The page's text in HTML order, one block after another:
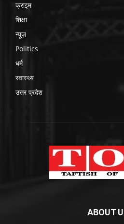
क्राइम
शिक्षा
न्यूज़
Politics
धर्म
स्वास्थ्य
उत्तर प्रदेश
ABOUT